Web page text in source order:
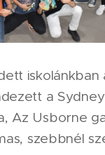
a
Az Usborne
szebbnél